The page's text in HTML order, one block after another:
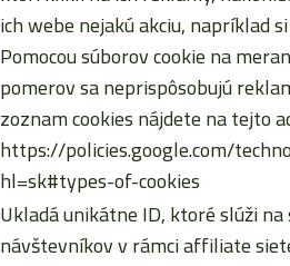
ich webe nejakú akciu, napríklad
Pomocou súborov cookie na
pomerov sa neprispôsobujú
zoznam cookies nájdete na tejto
https://policies.google.com/
hl=sk#types-of-cookies
Ukladá unikátne ID, ktoré slúži
návštevníkov v rámci affiliate